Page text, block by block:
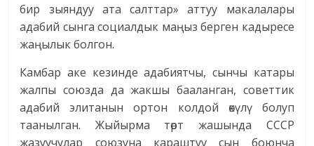
бир зыяндуу ата салттар» аттуу макалалары
адабий сынга социалдык маңыз берген кадыресе
жаңылык болгон.
Камбар аке кезинде адабиятчы, сынчы катары
жалпы союзда да жакшы бааланган, советтик
адабий элитанын ортон колдой өкүлү болуп
таанылган. Жыйырма төрт жашында СССР
жазуучулар союзуна караштуу сын боюнча